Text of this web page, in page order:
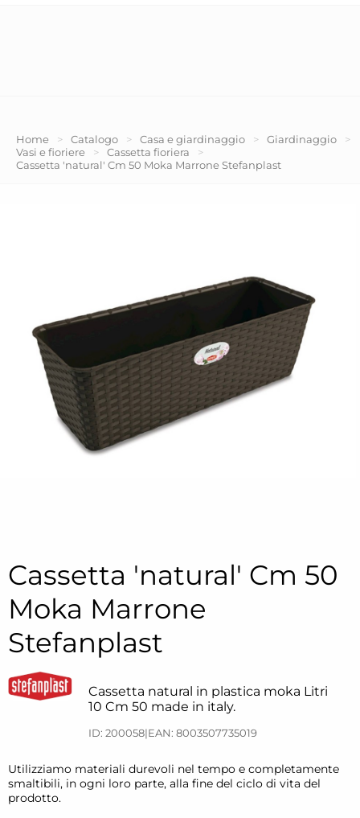
Home > Catalogo > Casa e giardinaggio > Giardinaggio
>
Vasi e fioriere
> Cassetta fioriera
>
Cassetta 'natural' Cm 50 Moka Marrone Stefanplast
Cassetta 'natural' Cm 50
Moka Marrone
Stefanplast
Cassetta natural in plastica moka Litri
10 Cm 50 made in italy.
ID: 200058|EAN: 8003507735019
Utilizziamo materiali durevoli nel tempo e completamente
smaltibili, in ogni loro parte, alla fine del ciclo di vita del
prodotto.